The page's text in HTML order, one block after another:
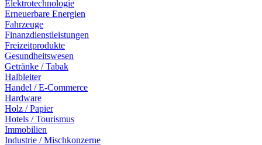
Elektrotechnologie
Erneuerbare Energien
Fahrzeuge
Finanzdienstleistungen
Freizeitprodukte
Gesundheitswesen
Getränke / Tabak
Halbleiter
Handel / E-Commerce
Hardware
Holz / Papier
Hotels / Tourismus
Immobilien
Industrie / Mischkonzerne